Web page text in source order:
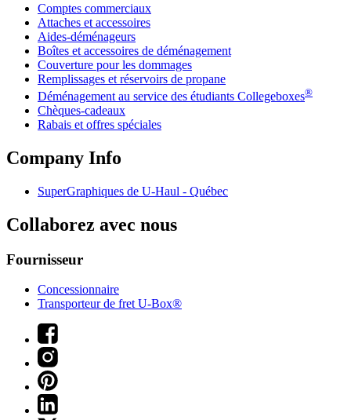
Comptes commerciaux
Attaches et accessoires
Aides-déménageurs
Boîtes et accessoires de déménagement
Couverture pour les dommages
Remplissages et réservoirs de propane
Déménagement au service des étudiants Collegeboxes®
Chèques-cadeaux
Rabais et offres spéciales
Company Info
SuperGraphiques de U-Haul - Québec
Collaborez avec nous
Fournisseur
Concessionnaire
Transporteur de fret U-Box®